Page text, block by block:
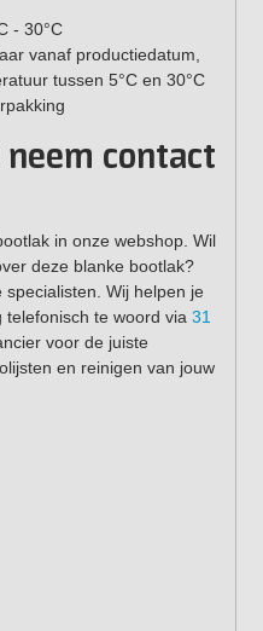
- 30°C
vanaf productiedatum,
tussen 5°C en 30°C
contact
in onze webshop. Wil
deze blanke bootlak?
Wij helpen je
te woord via 31
voor de juiste
en reinigen van jouw